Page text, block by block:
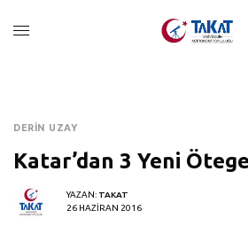
DERIN UZAY
Katar’dan 3 Yeni
YAZAN: TAKAT
26 HAZIRAN 2016